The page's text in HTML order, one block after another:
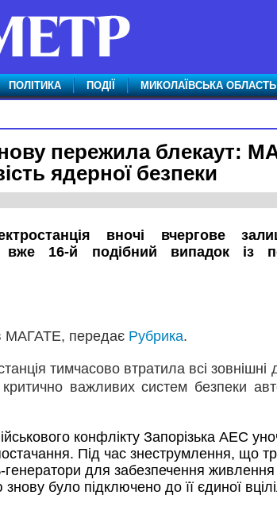
ПОЛІТИКА ПОДІЇ МИКОЛАЇВСЬКА ОБЛАСТЬ
пережила блекаут:
ядерної безпеки
вночі вчергове
вже 16-й подібний випадок із
МАГАТЕ, передає Рубрика.
тимчасово втратила всі
важливих систем безпеки
конфлікту Запорізька АЕС
Під час знеструмлення, що
генератори для забезпечення
було підключено до її єдиної